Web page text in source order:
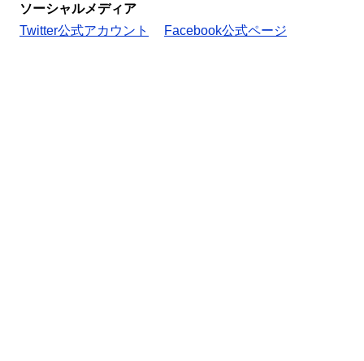
ソーシャルメディア
Twitter公式アカウント
Facebook公式ページ